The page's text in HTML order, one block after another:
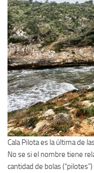
Cala Pilota es la última de
No se si el nombre tiene
cantidad de bolas